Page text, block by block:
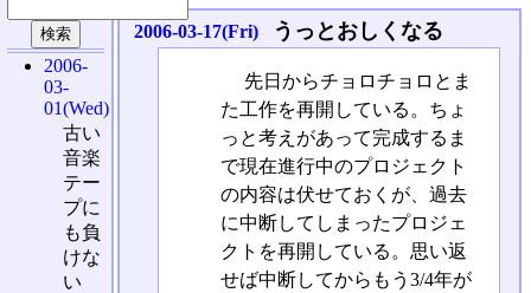
2006-03-17(Fri) うっとおしくなる
先日からチョロチョロとま
た工作を再開している。ちょ
っと考えがあって完成するま
で現在進行中のプロジェクト
の内容は伏せておくが、過去
に中断してしまったプロジェ
クトを再開している。思い返
せば中断してからもう3/4年が
2006-
03-
01(Wed)
古い
音楽
テー
プに
も負
けな
い